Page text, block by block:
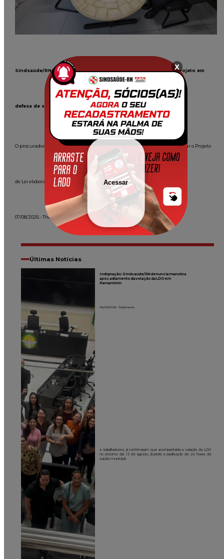
Sindsaúde/RN e entidades cobram, na PGE-RN, avanço de anteprojeto em
defesa de servidores que ingressaram antes da Constituição
O procurador do Estado, José Duarte Santana, que se comprometeu a apreciar o Projeto
de Lei elaborado.
07/08/2026 - Thalia Varela
Últimas Notícias
Indignação: Sindsaúde/RN denuncia manobra
após adiamento da votação da LDO em
Parnamirim
06/08/2026 - Thalia Varela
s trabalhadores já confirmaram que acompanharão a votação da LDO
no próximo dia 13 de agosto, durante a paralisação de 24 horas da
saúde municipal.
x
Acessar